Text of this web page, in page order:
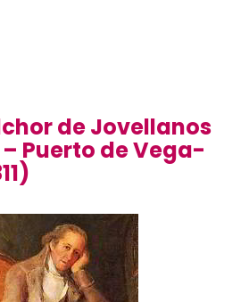
de Jovellanos
– Puerto de Vega-